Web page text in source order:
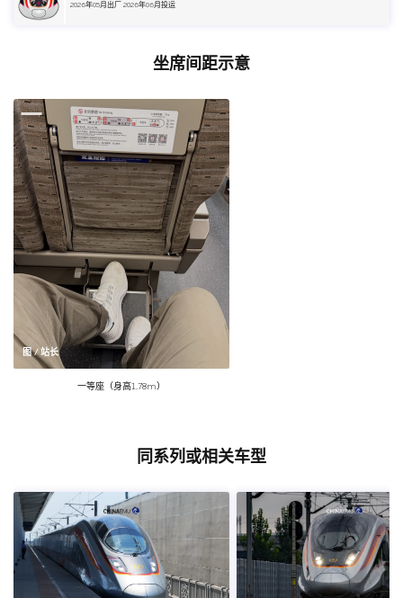
2026年05月出厂 2026年06月投运
坐席间距示意
图 / 站长
一等座（身高1.78m）
同系列或相关车型